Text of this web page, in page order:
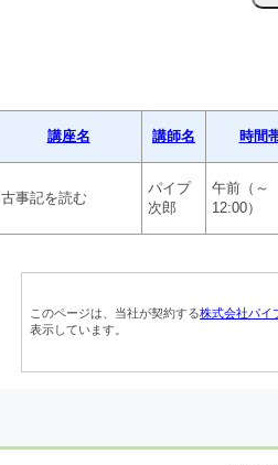
講座名 講師名 時間
古事記を読む
パイプ
次郎
午前（～
12:00）
このページは、当社が契約する株式会社パイ
表示しています。